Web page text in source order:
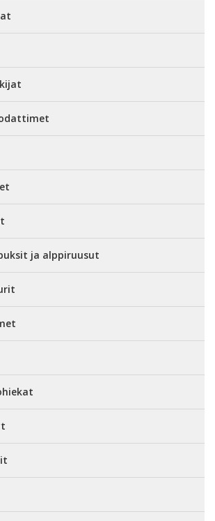
ja alppiruusut